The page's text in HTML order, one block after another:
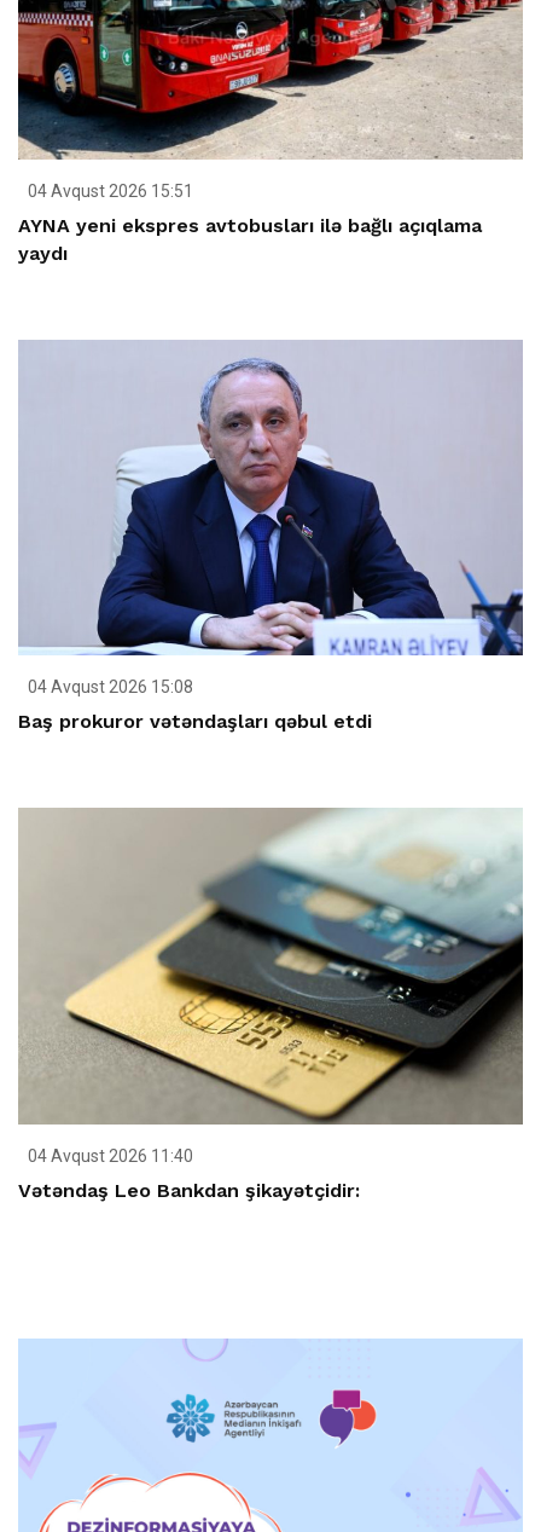
04 Avqust 2026 15:51
AYNA yeni ekspres avtobusları ilə bağlı açıqlama
yaydı
04 Avqust 2026 15:08
Baş prokuror vətəndaşları qəbul etdi
04 Avqust 2026 11:40
Vətəndaş Leo Bankdan şikayətçidir: